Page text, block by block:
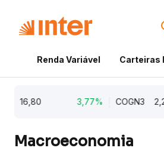
Renda Variável Carteiras
3,77% COGN3 2,22
Macroeconomia